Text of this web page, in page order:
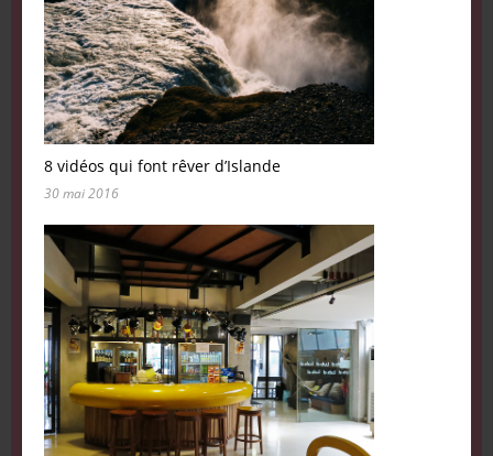
8 vidéos qui font rêver d’Islande
30 mai 2016